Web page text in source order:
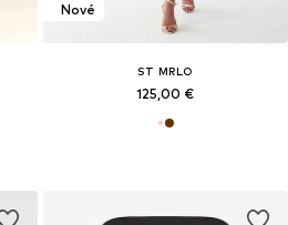
Nové
ST MRLO
125,00 €